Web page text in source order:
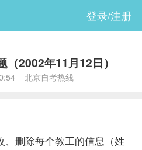
登录/注册
（2002年11月12日）
北京自考热线
删除每个教工的信息（姓